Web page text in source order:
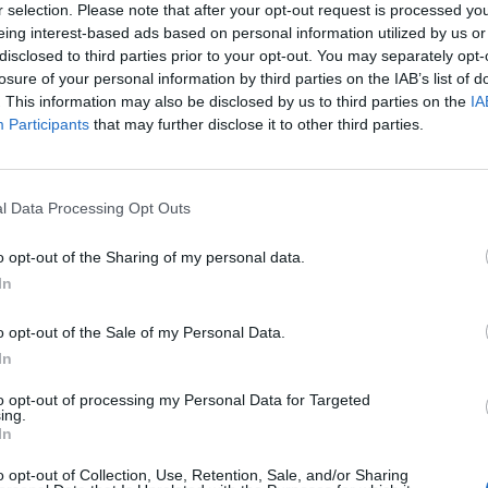
selection. Please note that after your opt-out request is processed
interest-based ads based on personal information utilized by us
to third parties prior to your opt-out. You may separately
of your personal information by third parties on the IAB’s list of
This information may also be disclosed by us to third parties on the
Participants that may further disclose it to other third parties.
Data Processing Opt Outs
opt-out of the Sharing of my personal data.
opt-out of the Sale of my Personal Data.
opt-out of processing my Personal Data for Targeted
opt-out of Collection, Use, Retention, Sale, and/or Sharing
μεγαλύτερο απ΄όσα διατέθηκαν σε Δήμους
τα κορυφαία σε επίπεδο Στερεάς Ελλάδας.
θα γίνουν
έργα αγροτικής οδοποιίας
σε